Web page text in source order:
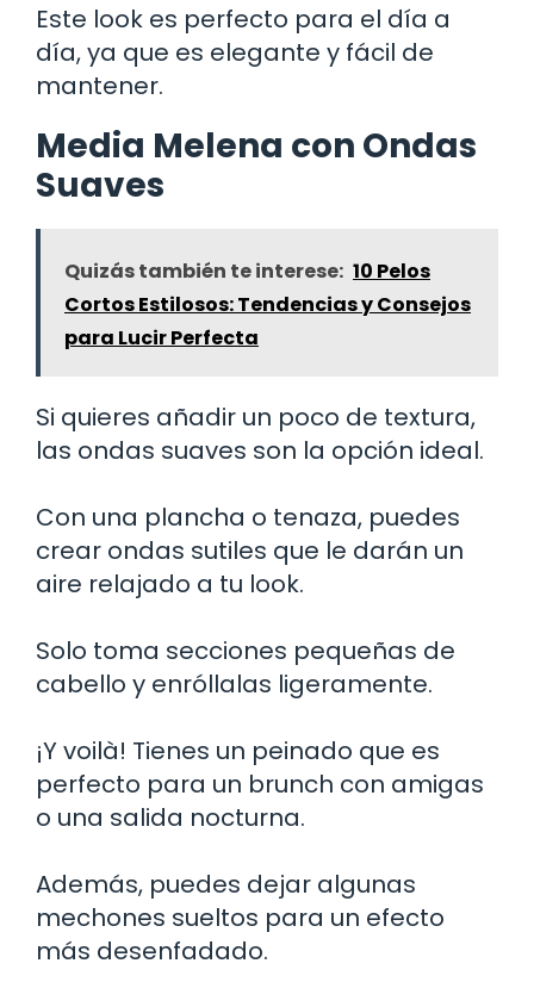
Este look es perfecto para el día a
día, ya que es elegante y fácil de
mantener.
Media Melena con Ondas
Suaves
Quizás también te interese: 10 Pelos
Cortos Estilosos: Tendencias y Consejos
para Lucir Perfecta
Si quieres añadir un poco de textura,
las ondas suaves son la opción ideal.
Con una plancha o tenaza, puedes
crear ondas sutiles que le darán un
aire relajado a tu look.
Solo toma secciones pequeñas de
cabello y enróllalas ligeramente.
¡Y voilà! Tienes un peinado que es
perfecto para un brunch con amigas
o una salida nocturna.
Además, puedes dejar algunas
mechones sueltos para un efecto
más desenfadado.